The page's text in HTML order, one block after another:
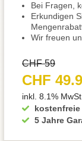
Bei Fragen,
Erkundigen
Wir freuen
5 Jahre
CHF 59
CHF
inkl. 8.1% MwSt.